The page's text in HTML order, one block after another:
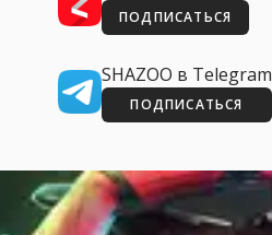
ПОДПИСАТЬСЯ
SHAZOO в Telegram
ПОДПИСАТЬСЯ